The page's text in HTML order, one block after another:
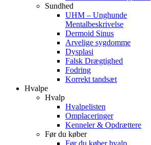
Sundhed
UHM – Unghunde
Mentalbeskrivelse
Dermoid Sinus
Arvelige sygdomme
Dysplasi
Falsk Drægtighed
Fodring
Korrekt tandsæt
Hvalpe
Hvalp
Hvalpelisten
Omplaceringer
Kenneler & Opdrættere
Før du køber
Før du køber hvalp